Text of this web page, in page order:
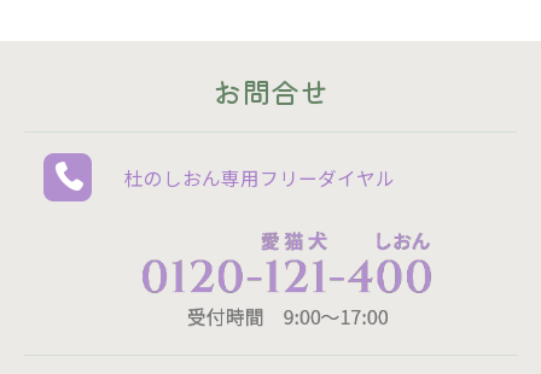
お問合せ
杜のしおん専用フリーダイヤル